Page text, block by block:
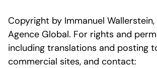
Copyright by Immanuel
Agence Global. For rights and
including translations and posting
commercial sites, and contact: